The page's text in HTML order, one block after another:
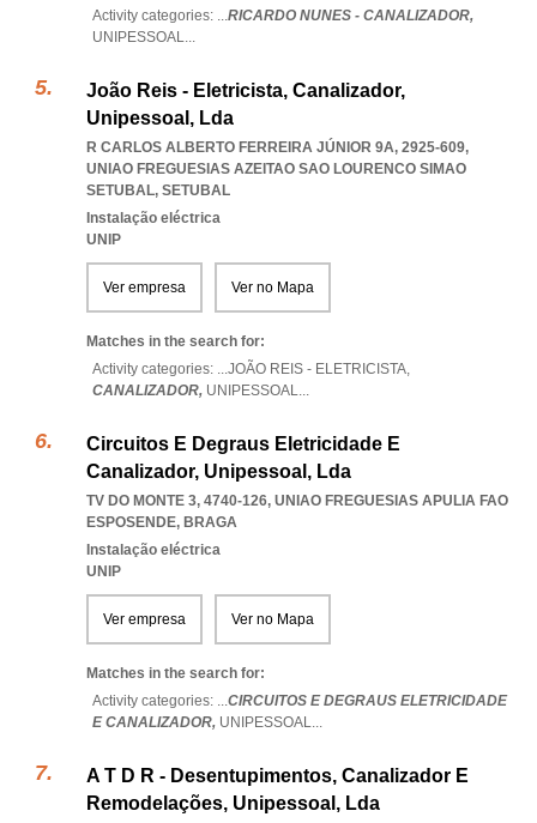
Activity categories: ...RICARDO NUNES - CANALIZADOR,
UNIPESSOAL...
João Reis - Eletricista, Canalizador,
Unipessoal, Lda
R CARLOS ALBERTO FERREIRA JÚNIOR 9A, 2925-609,
UNIAO FREGUESIAS AZEITAO SAO LOURENCO SIMAO
SETUBAL, SETUBAL
Instalação eléctrica
UNIP
Ver empresa Ver no Mapa
Matches in the search for:
Activity categories: ...JOÃO REIS - ELETRICISTA,
CANALIZADOR, UNIPESSOAL...
Circuitos E Degraus Eletricidade E
Canalizador, Unipessoal, Lda
TV DO MONTE 3, 4740-126, UNIAO FREGUESIAS APULIA FAO
ESPOSENDE, BRAGA
Instalação eléctrica
UNIP
Ver empresa Ver no Mapa
Matches in the search for:
Activity categories: ...CIRCUITOS E DEGRAUS ELETRICIDADE
E CANALIZADOR, UNIPESSOAL...
A T D R - Desentupimentos, Canalizador E
Remodelações, Unipessoal, Lda